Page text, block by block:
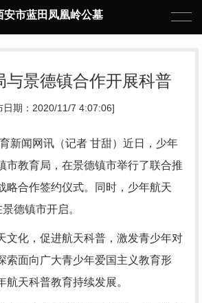
安市蓝田凤凰岭公墓
与景德镇合作开展科普
日期：2020/11/7 4:07:06]
新闻网讯（记者 甘甜）近日，少年
市教育局，在景德镇市举行了联合推
略合作签约仪式。同时，少年航天
德镇市开启。
文化，促进航天科普，激发青少年对
索面向广大青少年爱国主义教育形
航天科普教育持续发展。